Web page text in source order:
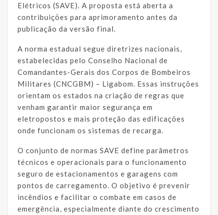
Elétricos (SAVE). A proposta está aberta a
contribuições para aprimoramento antes da
publicação da versão final.
A norma estadual segue diretrizes nacionais,
estabelecidas pelo Conselho Nacional de
Comandantes-Gerais dos Corpos de Bombeiros
Militares (CNCGBM) – Ligabom. Essas instruções
orientam os estados na criação de regras que
venham garantir maior segurança em
eletropostos e mais proteção das edificações
onde funcionam os sistemas de recarga.
O conjunto de normas SAVE define parâmetros
técnicos e operacionais para o funcionamento
seguro de estacionamentos e garagens com
pontos de carregamento. O objetivo é prevenir
incêndios e facilitar o combate em casos de
emergência, especialmente diante do crescimento